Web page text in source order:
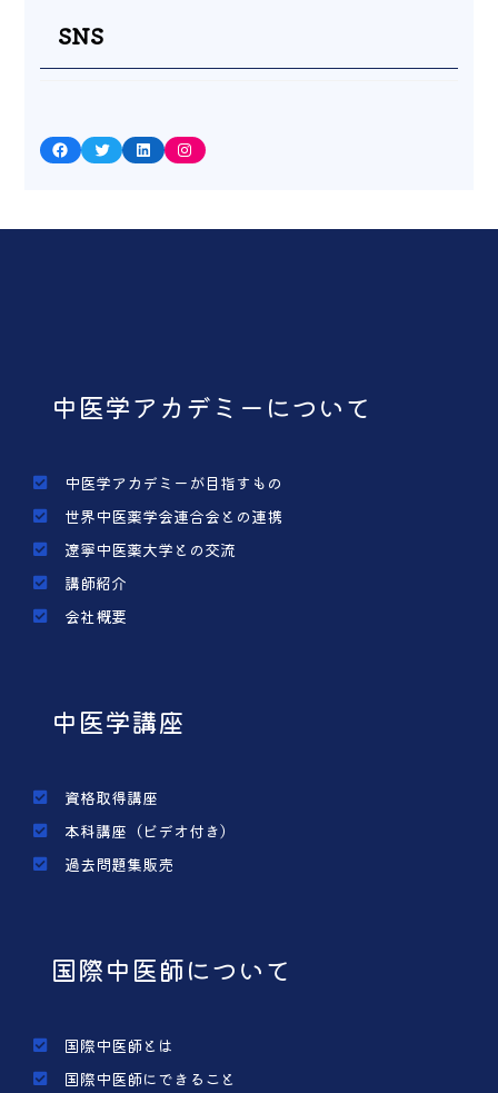
SNS
Facebook Twitter LinkedIn Instagram
中医学アカデミーについて
中医学アカデミーが目指すもの
世界中医薬学会連合会との連携
遼寧中医薬大学との交流
講師紹介
会社概要
中医学講座
資格取得講座
本科講座（ビデオ付き）
過去問題集販売
国際中医師について
国際中医師とは
国際中医師にできること